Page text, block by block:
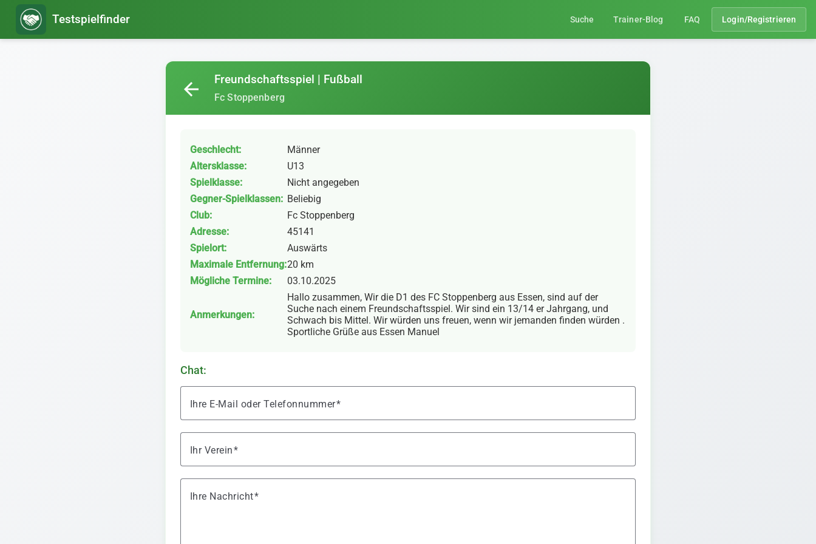
Testspielfinder Suche Trainer-Blog FAQ Login/Registrieren
Freundschaftsspiel | Fußball
Fc Stoppenberg
arrow_back
Geschlecht:
Männer
Altersklasse:
U13
Spielklasse:
Nicht angegeben
Gegner-Spielklassen: Beliebig
Club:
Fc Stoppenberg
Adresse:
45141
Spielort:
Auswärts
Maximale Entfernung:20 km
Mögliche Termine:
03.10.2025
Anmerkungen:
Hallo zusammen, Wir die D1 des FC Stoppenberg aus Essen, sind auf der
Suche nach einem Freundschaftsspiel. Wir sind ein 13/14 er Jahrgang, und
Schwach bis Mittel. Wir würden uns freuen, wenn wir jemanden finden würden .
Sportliche Grüße aus Essen Manuel
Chat:
Ihre E-Mail oder Telefonnummer
Ihr Verein
Ihre Nachricht